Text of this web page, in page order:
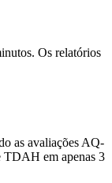
Os relatórios
as avaliações AQ-
TDAH em apenas 3